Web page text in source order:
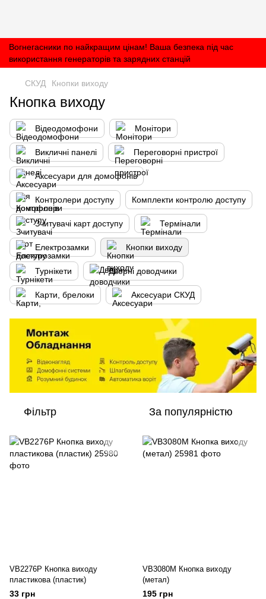
Вогнегасники по найкращим цінам! Ваша безпека під час
використання генераторів та зарядних станцій
СКУД Кнопки виходу
Кнопка виходу
Відеодомофони Монітори
Викличні панелі Переговорні пристрої
Аксесуари для домофонів
Контролери доступу Комплекти контролю доступу
Зчитувачі карт доступу Термінали
Електрозамки Кнопки виходу
Турнікети Дверні доводчики
Карти, брелоки Аксесуари СКУД
Фільтр За популярністю
VB2276P Кнопка виходу
пластикова (пластик)
33 грн
VB3080M Кнопка виходу
(метал)
195 грн